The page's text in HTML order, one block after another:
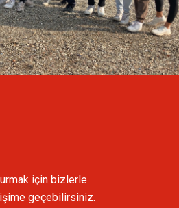
için bizlerle
geçebilirsiniz.